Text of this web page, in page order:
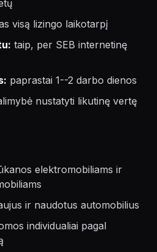
visą lizingo laikotarpį
taip, per SEB internetinę
paprastai 1--2 darbo dienos
nustatyti likutinę vertę
elektromobiliams ir
ir naudotus automobilius
individualiai pagal